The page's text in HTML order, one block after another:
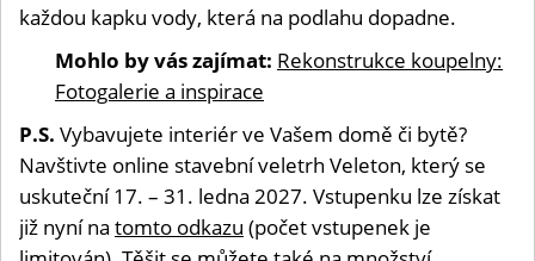
každou kapku vody, která na podlahu dopadne.
Mohlo by vás zajímat: Rekonstrukce koupelny:
Fotogalerie a inspirace
P.S. Vybavujete interiér ve Vašem domě či bytě?
Navštivte online stavební veletrh Veleton, který se
uskuteční 17. – 31. ledna 2027. Vstupenku lze získat
již nyní na tomto odkazu (počet vstupenek je